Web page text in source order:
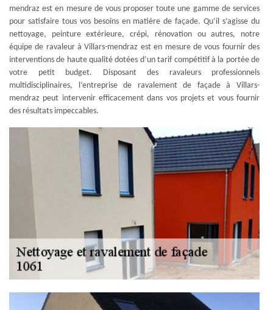
mendraz est en mesure de vous proposer toute une gamme de services
pour satisfaire tous vos besoins en matière de façade. Qu’il s’agisse du
nettoyage, peinture extérieure, crépi, rénovation ou autres, notre
équipe de ravaleur à Villars-mendraz est en mesure de vous fournir des
interventions de haute qualité dotées d’un tarif compétitif à la portée de
votre petit budget. Disposant des ravaleurs professionnels
multidisciplinaires, l’entreprise de ravalement de façade à Villars-
mendraz peut intervenir efficacement dans vos projets et vous fournir
des résultats impeccables.